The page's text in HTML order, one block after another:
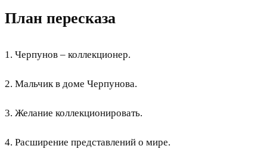
План пересказа
1. Черпунов – коллекционер.
2. Мальчик в доме Черпунова.
3. Желание коллекционировать.
4. Расширение представлений о мире.